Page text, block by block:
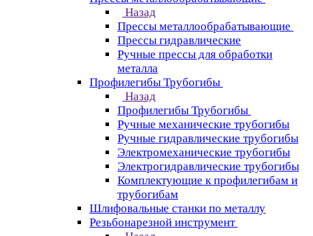
Назад
Прессы металлообрабатывающие
Прессы гидравлические
Ручные прессы для обработки
металла
Профилегибы Трубогибы
Назад
Профилегибы Трубогибы
Ручные механические трубогибы
Ручные гидравлические трубогибы
Электромеханические трубогибы
Электрогидравлические трубогибы
Комплектующие к профилегибам и
трубогибам
Шлифовальные станки по металлу
Резьбонарезной инструмент